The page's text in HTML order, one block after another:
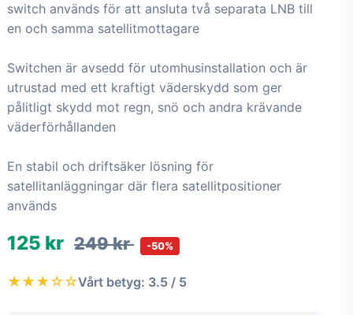
switch används för att ansluta två separata LNB till
en och samma satellitmottagare
Switchen är avsedd för utomhusinstallation och är
utrustad med ett kraftigt väderskydd som ger
pålitligt skydd mot regn, snö och andra krävande
väderförhållanden
En stabil och driftsäker lösning för
satellitanläggningar där flera satellitpositioner
används
125 kr 249 kr -50%
★★★☆☆Vårt betyg: 3.5 / 5